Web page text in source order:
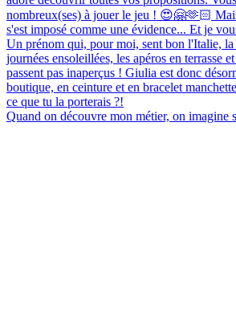
Quand on découvre mon métier, on imagine